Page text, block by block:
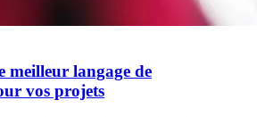
meilleur langage de
vos projets